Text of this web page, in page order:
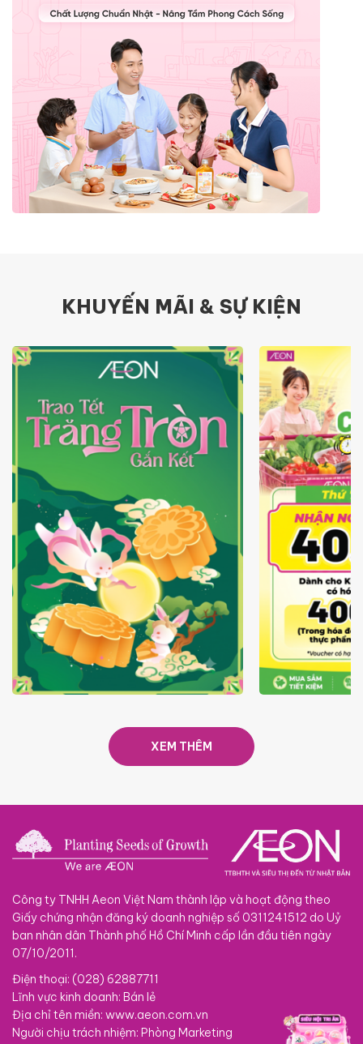
KHUYẾN MÃI & SỰ KIỆN
TRAO TẾT TRĂNG TRÒN GẮN
GIÁ LUÔN
XEM THÊM
Công ty TNHH Aeon Việt Nam thành lập và hoạt động theo
Giấy chứng nhận đăng ký doanh nghiệp số 0311241512 do Uỷ
ban nhân dân Thành phố Hồ Chí Minh cấp lần đầu tiên ngày
07/10/2011.
Điện thoại: (028) 62887711
Lĩnh vực kinh doanh: Bán lẻ
Địa chỉ tên miền: www.aeon.com.vn
Người chịu trách nhiệm: Phòng Marketing